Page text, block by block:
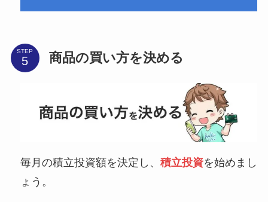
STEP 商品の買い方を決める
毎月の積立投資額を決定し、 積立投資を始めまし
ょう。